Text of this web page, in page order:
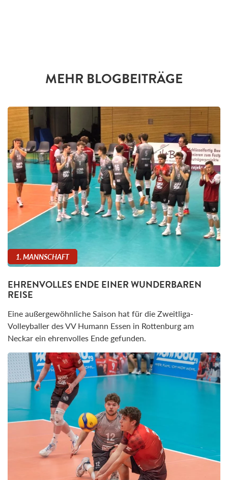
MEHR BLOGBEITRÄGE
1. MANNSCHAFT
EHRENVOLLES ENDE EINER WUNDERBAREN
REISE
Eine außergewöhnliche Saison hat für die Zweitliga-
Volleyballer des VV Humann Essen in Rottenburg am
Neckar ein ehrenvolles Ende gefunden.